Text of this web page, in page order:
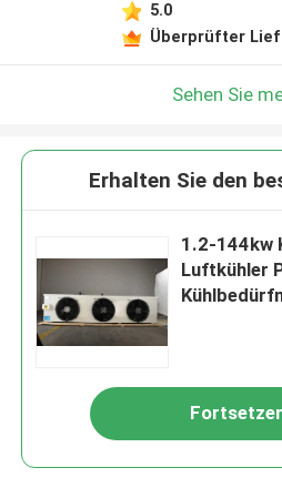
5.0
Überprüfter
Sehen Sie
Erhalten Sie den
1.2-144kw
Luftkühler